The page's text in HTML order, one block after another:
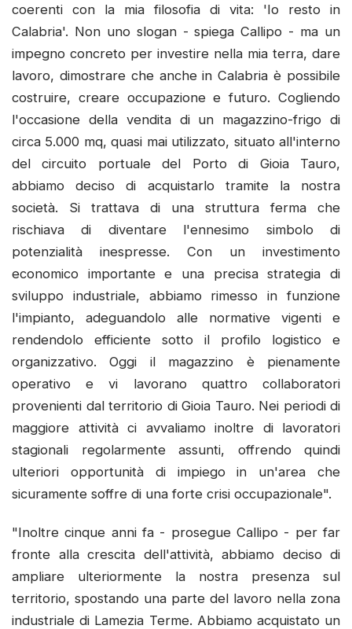
coerenti con la mia filosofia di vita: 'Io resto in
Calabria'. Non uno slogan - spiega Callipo - ma un
impegno concreto per investire nella mia terra, dare
lavoro, dimostrare che anche in Calabria è possibile
costruire, creare occupazione e futuro. Cogliendo
l'occasione della vendita di un magazzino-frigo di
circa 5.000 mq, quasi mai utilizzato, situato all'interno
del circuito portuale del Porto di Gioia Tauro,
abbiamo deciso di acquistarlo tramite la nostra
società. Si trattava di una struttura ferma che
rischiava di diventare l'ennesimo simbolo di
potenzialità inespresse. Con un investimento
economico importante e una precisa strategia di
sviluppo industriale, abbiamo rimesso in funzione
l'impianto, adeguandolo alle normative vigenti e
rendendolo efficiente sotto il profilo logistico e
organizzativo. Oggi il magazzino è pienamente
operativo e vi lavorano quattro collaboratori
provenienti dal territorio di Gioia Tauro. Nei periodi di
maggiore attività ci avvaliamo inoltre di lavoratori
stagionali regolarmente assunti, offrendo quindi
ulteriori opportunità di impiego in un'area che
sicuramente soffre di una forte crisi occupazionale".
"Inoltre cinque anni fa - prosegue Callipo - per far
fronte alla crescita dell'attività, abbiamo deciso di
ampliare ulteriormente la nostra presenza sul
territorio, spostando una parte del lavoro nella zona
industriale di Lamezia Terme. Abbiamo acquistato un